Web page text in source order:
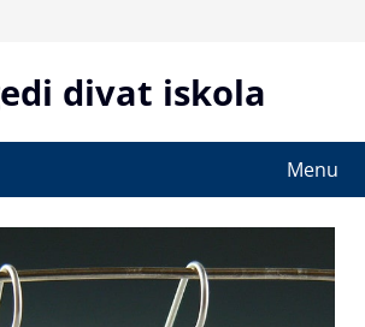
divat iskola
Menu